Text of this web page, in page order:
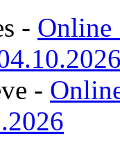
- Online
-